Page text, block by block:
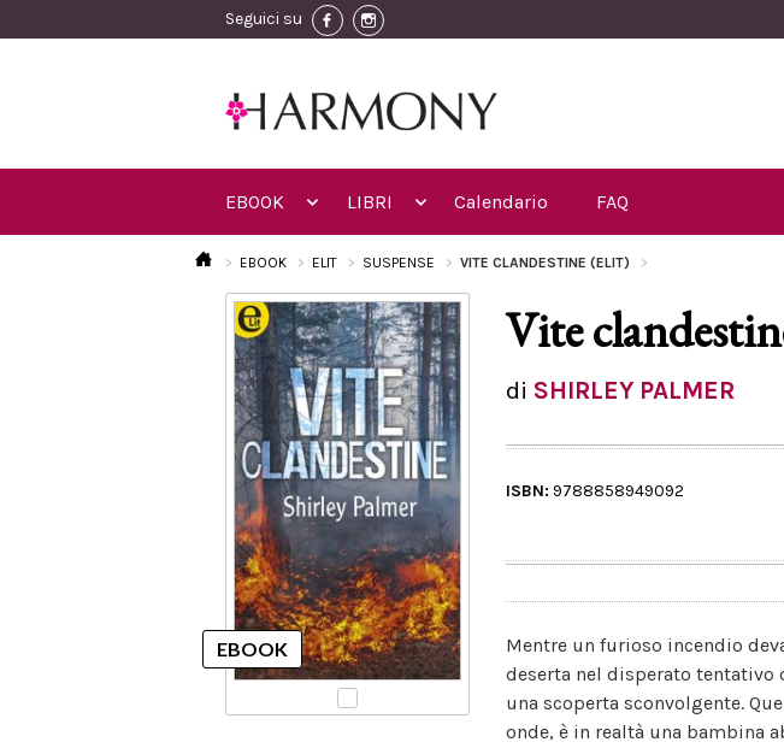
Seguici su
EBOOK LIBRI Calendario FAQ
EBOOK ELIT SUSPENSE VITE CLANDESTINE (ELIT)
Vite
di SHIRLEY PALMER
ISBN: 9788858949092
Mentre un furioso incendio
deserta nel disperato tentativo
una scoperta sconvolgente.
onde, è in realtà una bambina